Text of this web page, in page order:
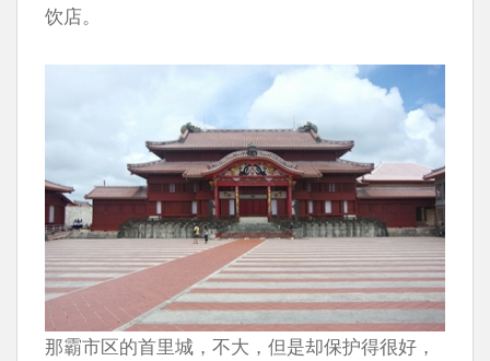
饮店。
那霸市区的首里城，不大，但是却保护得很好，